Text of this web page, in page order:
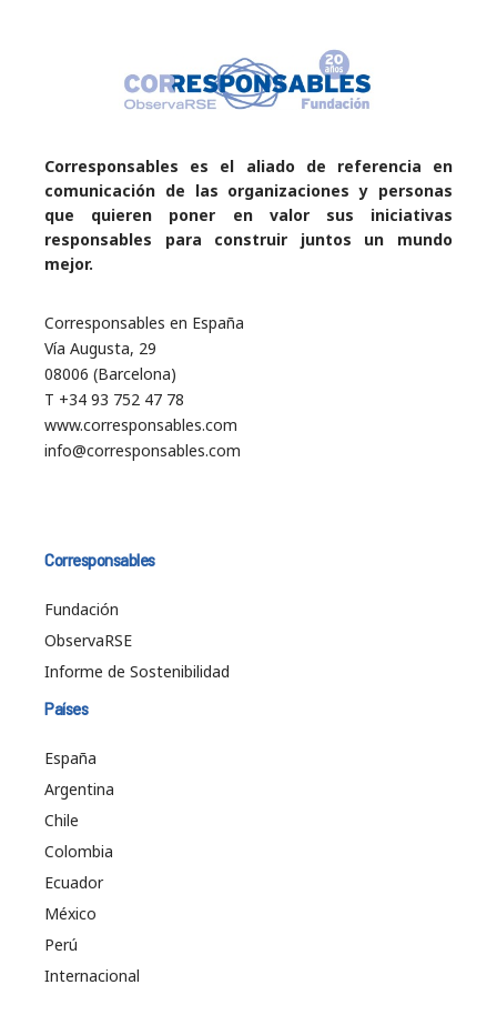
Corresponsables es el aliado de referencia en
comunicación de las organizaciones y personas
que quieren poner en valor sus iniciativas
responsables para construir juntos un mundo
mejor.
Corresponsables en España
Vía Augusta, 29
08006 (Barcelona)
T +34 93 752 47 78
www.corresponsables.com
info@corresponsables.com
Corresponsables
Fundación
ObservaRSE
Informe de Sostenibilidad
Países
España
Argentina
Chile
Colombia
Ecuador
México
Perú
Internacional